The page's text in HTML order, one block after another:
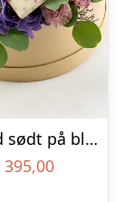
Sød med sødt på blomsteræske – Send blomster med Bloomit
395,00